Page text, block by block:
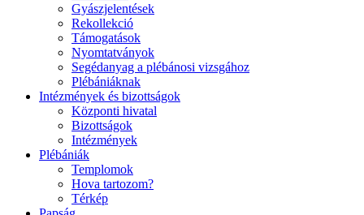
Gyászjelentések
Rekollekció
Támogatások
Nyomtatványok
Segédanyag a plébánosi vizsgához
Plébániáknak
Intézmények és bizottságok
Központi hivatal
Bizottságok
Intézmények
Plébániák
Templomok
Hova tartozom?
Térkép